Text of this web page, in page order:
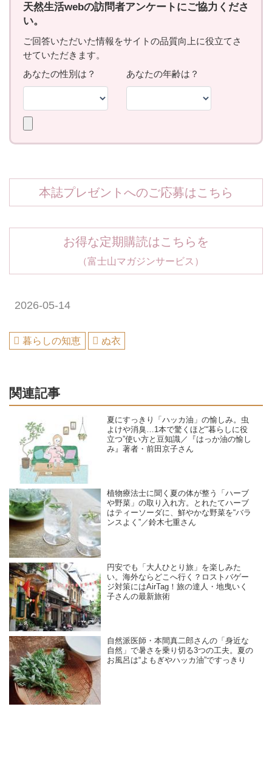
本誌プレゼントへのご応募はこちら
お得な定期購読はこちらを
（富士山マガジンサービス）
2026-05-14
暮らしの知恵 ぬ衣
関連記事
夏にすっきり「ハッカ油」の愉しみ。虫
よけや消臭…1本で驚くほど“暮らしに役
立つ”使い方と豆知識／『はっか油の愉し
み』著者・前田京子さん
植物療法士に聞く夏の体が整う「ハーブ
や野菜」の取り入れ方。とれたてハーブ
はティーソーダに、鮮やかな野菜を“バラ
ンスよく”／鈴木七重さん
円安でも「大人ひとり旅」を楽しみた
い。海外ならどこへ行く？ロストバゲー
ジ対策にはAirTag！旅の達人・地曳いく
子さんの最新旅術
自然派医師・本間真二郎さんの「身近な
自然」で暑さを乗り切る3つの工夫。夏の
お風呂は“よもぎやハッカ油”ですっきり